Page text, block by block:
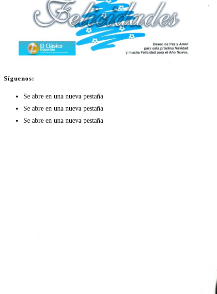
Síguenos:
Se abre en una nueva pestaña
Se abre en una nueva pestaña
Se abre en una nueva pestaña